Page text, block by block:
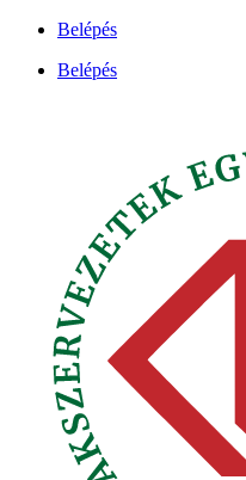
Ugrás
tartalomhoz
Belépés
Belépés